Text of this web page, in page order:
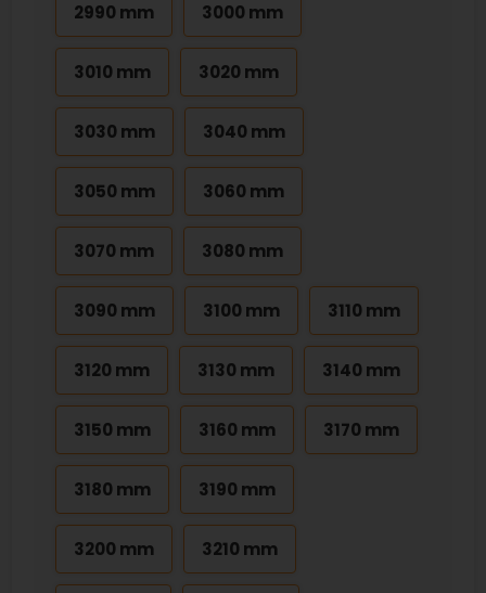
2990 mm 3000 mm
3010 mm 3020 mm
3030 mm 3040 mm
3050 mm 3060 mm
3070 mm 3080 mm
3090 mm 3100 mm 3110 mm
3120 mm 3130 mm 3140 mm
3150 mm 3160 mm 3170 mm
3180 mm 3190 mm
3200 mm 3210 mm